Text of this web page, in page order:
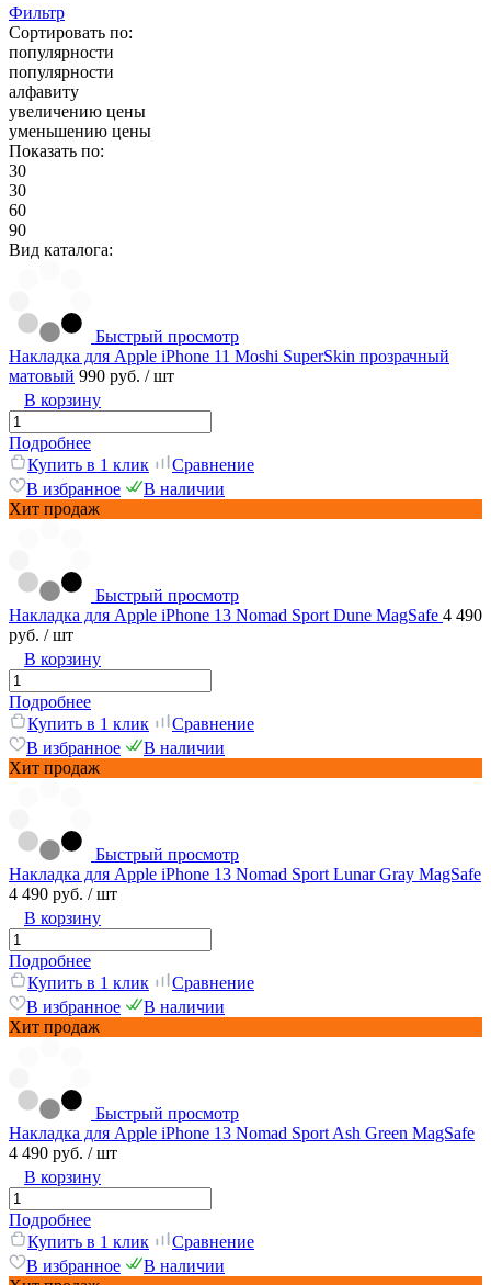
Фильтр
Сортировать по:
популярности
популярности
алфавиту
увеличению цены
уменьшению цены
Показать по:
30
30
60
90
Вид каталога:
Быстрый просмотр
Накладка для Apple iPhone 11 Moshi SuperSkin прозрачный
матовый 990 руб. / шт
В корзину
Подробнее
Купить в 1 клик
Сравнение
В избранное
В наличии
Хит продаж
Быстрый просмотр
Накладка для Apple iPhone 13 Nomad Sport Dune MagSafe 4 490
руб. / шт
В корзину
Подробнее
Купить в 1 клик
Сравнение
В избранное
В наличии
Хит продаж
Быстрый просмотр
Накладка для Apple iPhone 13 Nomad Sport Lunar Gray MagSafe
4 490 руб. / шт
В корзину
Подробнее
Купить в 1 клик
Сравнение
В избранное
В наличии
Хит продаж
Быстрый просмотр
Накладка для Apple iPhone 13 Nomad Sport Ash Green MagSafe
4 490 руб. / шт
В корзину
Подробнее
Купить в 1 клик
Сравнение
В избранное
В наличии